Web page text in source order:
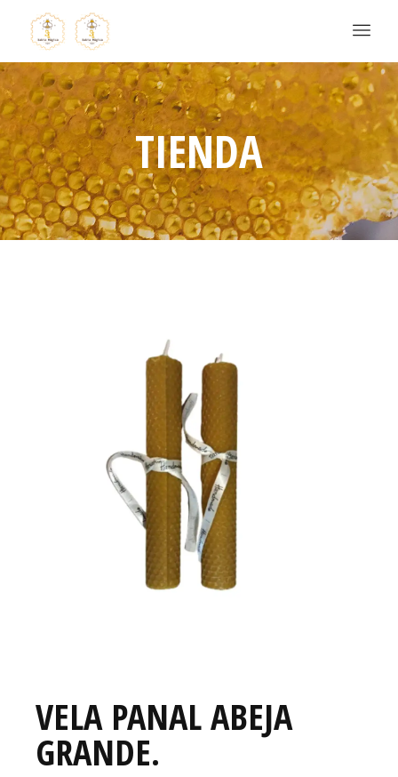
TIENDA
VELA PANAL ABEJA
GRANDE.